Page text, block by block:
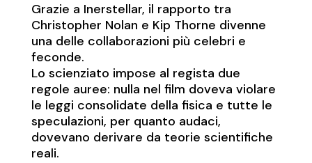
Grazie a Inerstellar, il rapporto tra
Christopher Nolan e Kip Thorne divenne
una delle collaborazioni più celebri e
feconde.
Lo scienziato impose al regista due
regole auree: nulla nel film doveva violare
le leggi consolidate della fisica e tutte le
speculazioni, per quanto audaci,
dovevano derivare da teorie scientifiche
reali.